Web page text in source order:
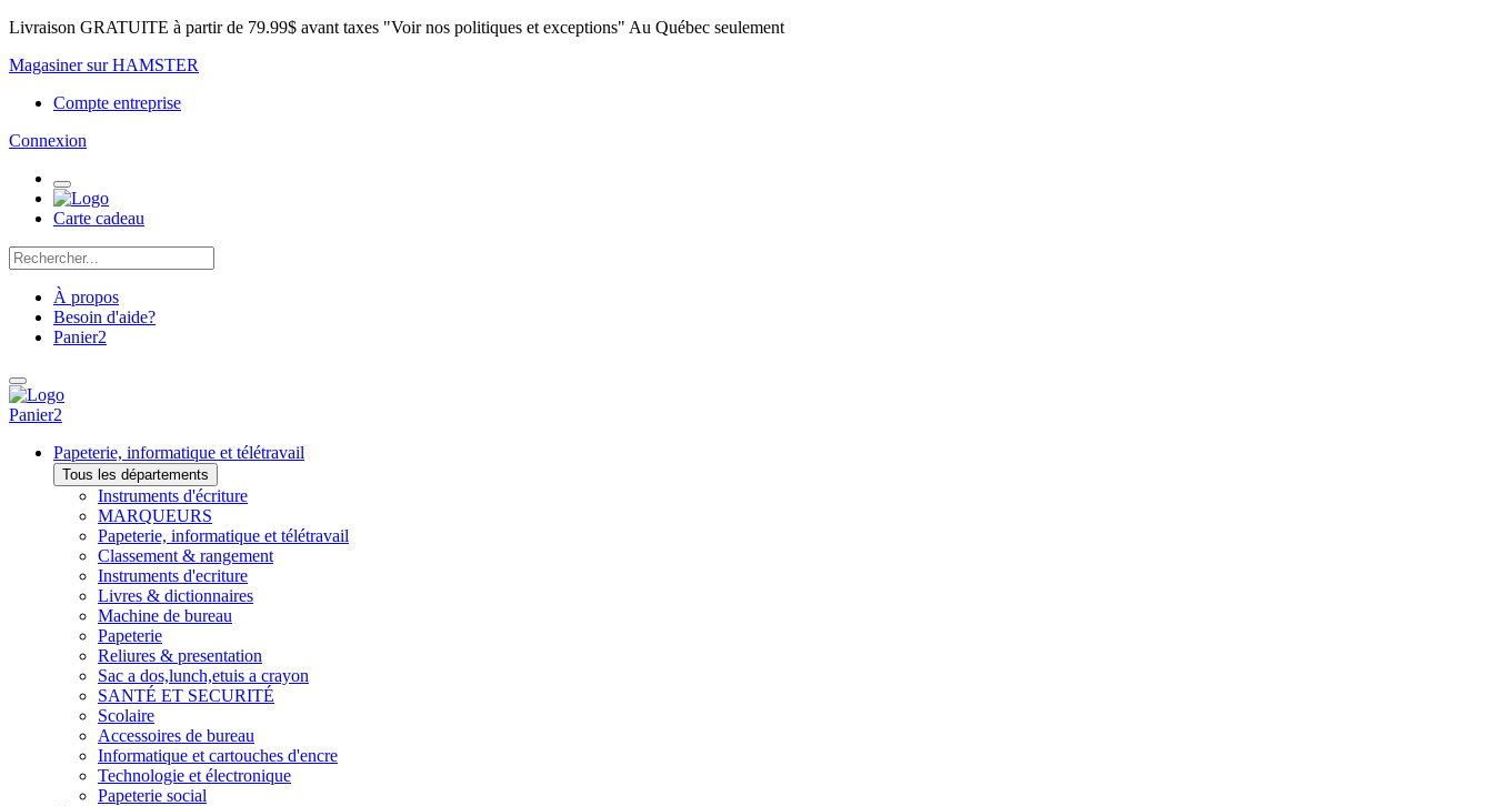
Livraison GRATUITE à partir de 79.99$ avant taxes "Voir nos politiques et exceptions" Au Québec seulement
Magasiner sur HAMSTER
Compte entreprise
Connexion
Carte cadeau
À propos
Besoin d'aide?
Panier2
Panier2
Papeterie, informatique et télétravail
Tous les départements
Instruments d'écriture
MARQUEURS
Papeterie, informatique et télétravail
Classement & rangement
Instruments d'ecriture
Livres & dictionnaires
Machine de bureau
Papeterie
Reliures & presentation
Sac a dos,lunch,etuis a crayon
SANTÉ ET SECURITÉ
Scolaire
Accessoires de bureau
Informatique et cartouches d'encre
Technologie et électronique
Papeterie social